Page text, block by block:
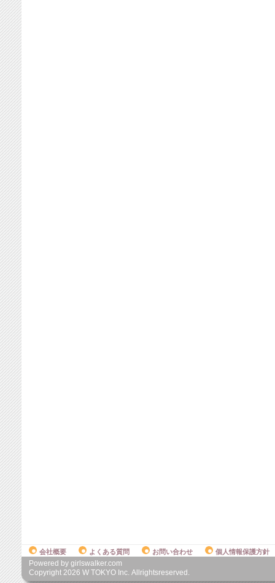
会社概要 よくある質問 お問い合わせ 個人情報保護方針
Powered by girlswalker.com
Copyright 2026 W TOKYO Inc. Allrightsreserved.